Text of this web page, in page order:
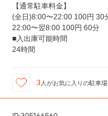
【通常駐車料金】
(全日)8:00〜22:00 100円 30
22:00〜翌8:00 100円 60分
■入出庫可能時間
24時間
3 人がお気に入りの駐車場